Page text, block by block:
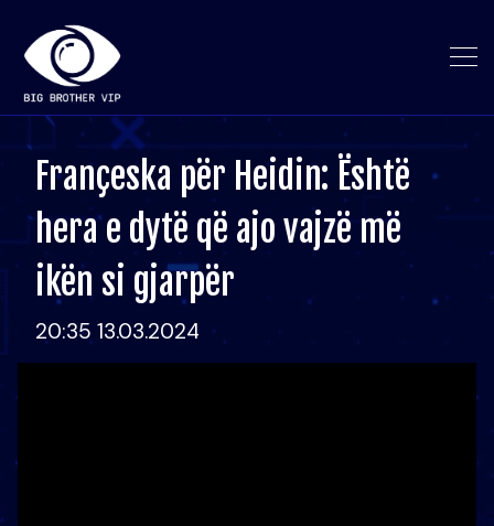
Françeska për Heidin: Është
hera e dytë që ajo vajzë më
ikën si gjarpër
20:35 13.03.2024